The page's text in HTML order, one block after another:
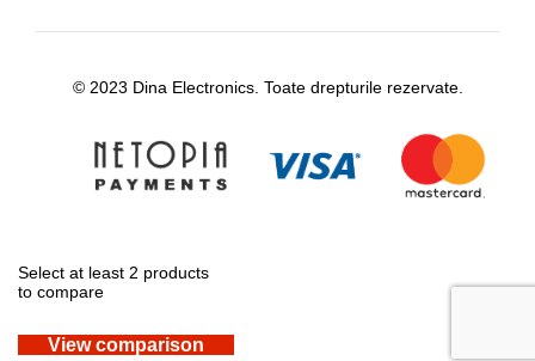
© 2023 Dina Electronics. Toate drepturile rezervate.
Select at least 2 products
to compare
View comparison